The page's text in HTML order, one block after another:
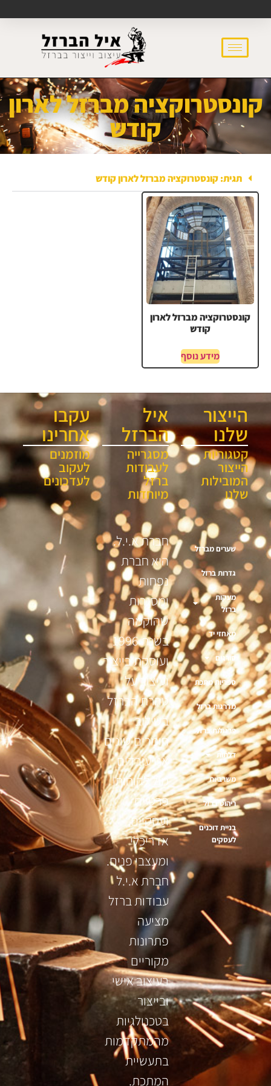
קונסטרוקציה מברזל לארון
קודש
תגית: קונסטרוקציה מברזל לארון קודש
קונסטרוקציה מברזל לארון
קודש
מידע נוסף
הייצור
שלנו
קטגוריות
הייצור
המובילות
שלנו
שערים מברזל
גדרות ברזל
מעקות
ברזל
מאחזי יד
סורגים
ספריות מתכת
מדרגות ברזל
פרגולות ברזל
דלתות
משרביות
ריהוט ברזל
בניית דוכנים
לעסקים
איל
הברזל
מסגרייה
לעבודות
ברזל
מיוחדות
חברת א.י.ל.
היא חברת
נפחות
ומסגרות
שהוקמה
בשנת 1996
ועוסקת בייצור
ועיצוב על
טהרת הברזל
בשילוב
חומרים שונים
אנו עובדים
מול לקוחות
פרטיים
ועסקיים,
אדריכלי
ומעצבי פנים.
חברת א.י.ל
עבודות ברזל
מציעה
פתרונות
מקוריים
בעיצוב אישי
ובייצור
בטכנולגיות
מהמתקדמות
בתעשיית
המתכת.
עקבו
אחרינו
מוזמנים
לעקוב
לעדכונים